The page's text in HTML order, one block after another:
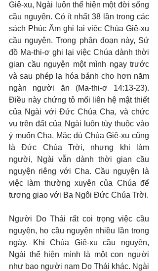
Giê-xu, Ngài luôn thể hiện một đời sống
cầu nguyện. Có ít nhất 38 lần trong các
sách Phúc Âm ghi lại việc Chúa Giê-xu
cầu nguyện. Trong phân đoạn này, Sứ
đồ Ma-thi-ơ ghi lại việc Chúa dành thời
gian cầu nguyện một mình ngay trước
và sau phép lạ hóa bánh cho hơn năm
ngàn người ăn (Ma-thi-ơ 14:13-23).
Điều này chứng tỏ mối liên hệ mật thiết
của Ngài với Đức Chúa Cha, và chức
vụ trên đất của Ngài luôn tùy thuộc vào
ý muốn Cha. Mặc dù Chúa Giê-xu cũng
là Đức Chúa Trời, nhưng khi làm
người, Ngài vẫn dành thời gian cầu
nguyện riêng với Cha. Cầu nguyện là
việc làm thường xuyên của Chúa để
tương giao với Ba Ngôi Đức Chúa Trời.
Người Do Thái rất coi trọng việc cầu
nguyện, họ cầu nguyện nhiều lần trong
ngày. Khi Chúa Giê-xu cầu nguyện,
Ngài thể hiện mình là một con người
như bao người nam Do Thái khác. Ngài